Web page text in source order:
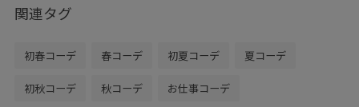
関連タグ
初春コーデ 春コーデ 初夏コーデ 夏コーデ
初秋コーデ 秋コーデ お仕事コーデ